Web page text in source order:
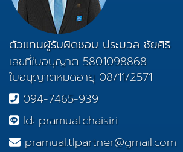
ตัวแทนผู้รับผิดชอบ ประมวล ชัยศิริ
เลขที่ใบอนุญาต 5801098868
ใบอนุญาตหมดอายุ 08/11/2571
094-7465-939
Id: pramual.chaisiri
pramual.tlpartner@gmail.com